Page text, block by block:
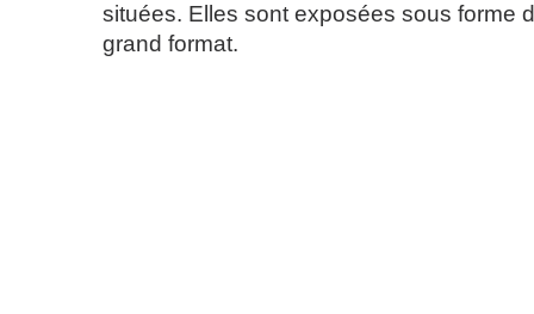
situées. Elles sont exposées sous forme
grand format.